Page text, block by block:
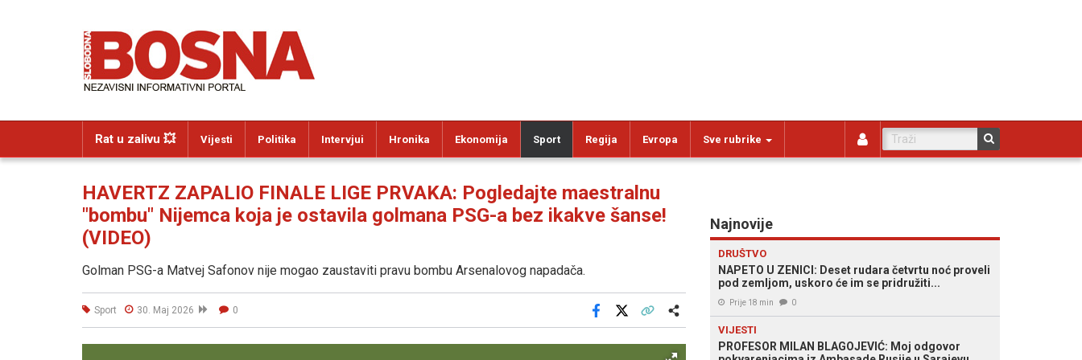
Rat u zalivu 💥 Vijesti Politika Intervjui Hronika Ekonomija Sport Regija Evropa Sve rubrike
HAVERTZ ZAPALIO FINALE LIGE PRVAKA: Pogledajte maestralnu
"bombu" Nijemca koja je ostavila golmana PSG-a bez ikakve šanse!
(VIDEO)
Golman PSG-a Matvej Safonov nije mogao zaustaviti pravu bombu Arsenalovog napadača.
Sport 30. Maj 2026 0
Facebook
Najnovije
DRUŠTVO
NAPETO U ZENICI: Deset rudara četvrtu noć proveli
pod zemljom, uskoro će im se pridružiti...
Prije 18 min 0
VIJESTI
PROFESOR MILAN BLAGOJEVIĆ: Moj odgovor